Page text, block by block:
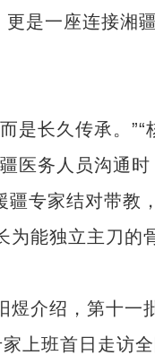
是一座连接湘
长久传承。”“
医务人员沟通
专家结对带教
为能独立主刀
绍，第十一
上班首日走访